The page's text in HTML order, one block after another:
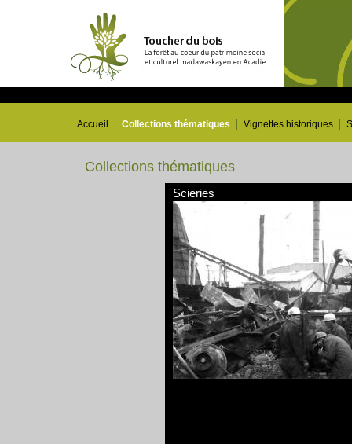
Accueil Collections thématiques Vignettes historiques
Collections thématiques
Scieries